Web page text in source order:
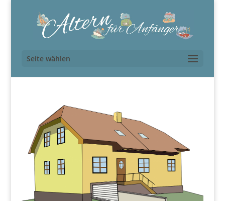
Seite wählen